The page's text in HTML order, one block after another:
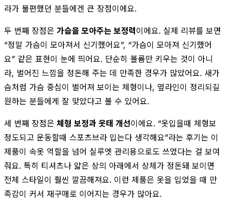
라가 불편했던 분들에겐 큰 장점이에요.
두 번째 장점은 가슴을 모아주는 보정력이에요. 실제 리뷰를 보면
“정말 가슴이 모아져서 신기했어요”, “가슴이 모아져 신기했어
요” 같은 표현이 눈에 띄어요. 단순히 볼륨만 키우는 것이 아니
라, 벌어진 느낌을 정돈해 주는 데 만족한 경우가 많았어요. 새가
슴처럼 가슴 중심이 벌어져 보이는 체형이나, 옆라인이 정리되길
원하는 분들에게 잘 맞았다고 볼 수 있어요.
세 번째 장점은 체형 보정과 옷태 개선이에요. “옷입을때 체형보
정도되고 운동할때 스포츠브라 입는다 생각해요”라는 후기는 이
제품이 속옷 역할을 넘어 실루엣 관리용으로도 쓰였다는 걸 보여
줘요. 특히 티셔츠나 얇은 상의 아래에서 상체가 정돈돼 보이면
전체 스타일이 훨씬 깔끔해져요. 이런 제품은 옷을 입었을 때 만
족감이 커서 재구매로 이어지는 경우가 많아요.